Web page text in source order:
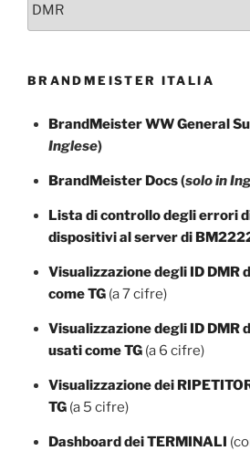
BRANDMEISTER ITALIA
BrandMeister WW General
Inglese)
BrandMeister Docs(solo in
Lista di controllo degli errori
dispositivi al server di
Visualizzazione degli ID DMR
come TG(a 7 cifre)
Visualizzazione degli ID DMR
usati come TG(a 6 cifre)
Visualizzazione dei
TG(a 5 cifre)
Dashboard dei TERMINALI